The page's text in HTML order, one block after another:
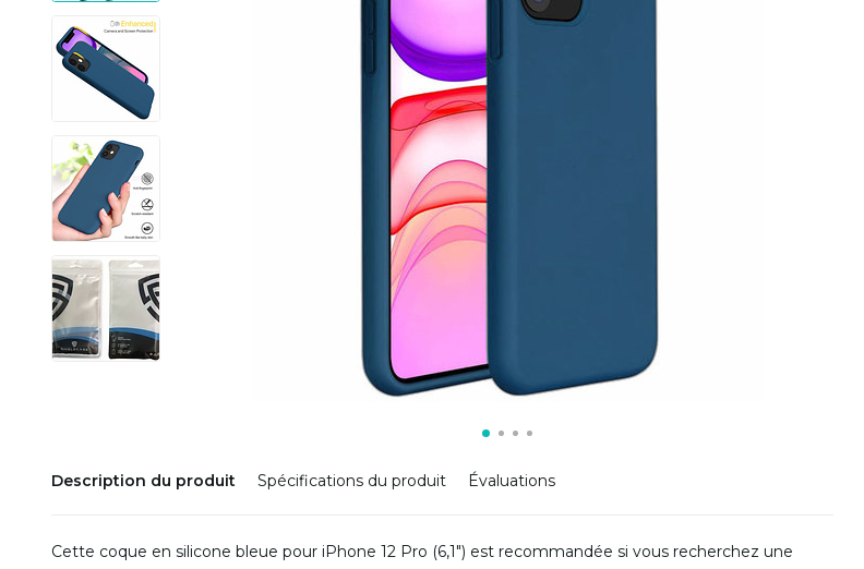
Description du produit Spécifications du produit Évaluations
Cette coque en silicone bleue pour iPhone 12 Pro (6,1") est recommandée si vous recherchez une